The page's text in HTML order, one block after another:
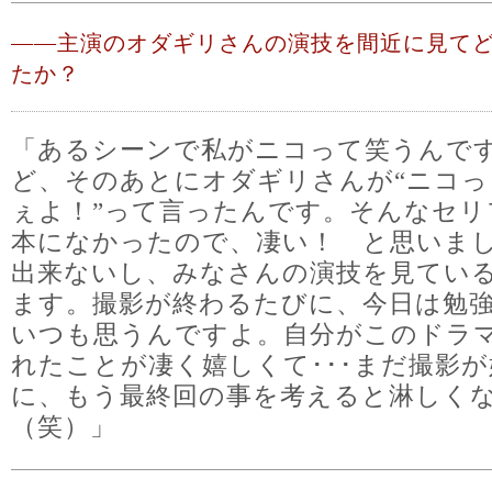
――主演のオダギリさんの演技を間近に見て
たか？
「あるシーンで私がニコって笑うんで
ど、そのあとにオダギリさんが“ニコ
ぇよ！”って言ったんです。そんなセ
本になかったので、凄い！ と思いま
出来ないし、みなさんの演技を見てい
ます。撮影が終わるたびに、今日は勉
いつも思うんですよ。自分がこのドラ
れたことが凄く嬉しくて･･･まだ撮影
に、もう最終回の事を考えると淋しく
（笑）」